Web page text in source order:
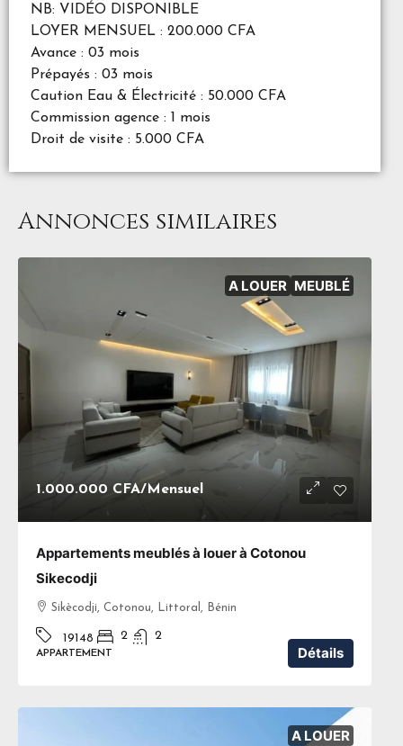
NB: VIDÉO DISPONIBLE
LOYER MENSUEL : 200.000 CFA
Avance : 03 mois
Prépayés : 03 mois
Caution Eau & Électricité : 50.000 CFA
Commission agence : 1 mois
Droit de visite : 5.000 CFA
Annonces similaires
A LOUER MEUBLÉ
1.000.000 CFA/Mensuel
Appartements meublés à louer à Cotonou
Sikecodji
Sikècodji, Cotonou, Littoral, Bénin
19148 2 2
APPARTEMENT Détails
A LOUER